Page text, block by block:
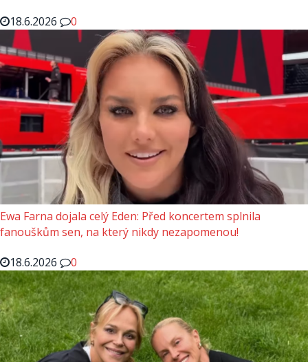
18.6.2026
0
Ewa Farna dojala celý Eden: Před koncertem splnila
fanouškům sen, na který nikdy nezapomenou!
18.6.2026
0